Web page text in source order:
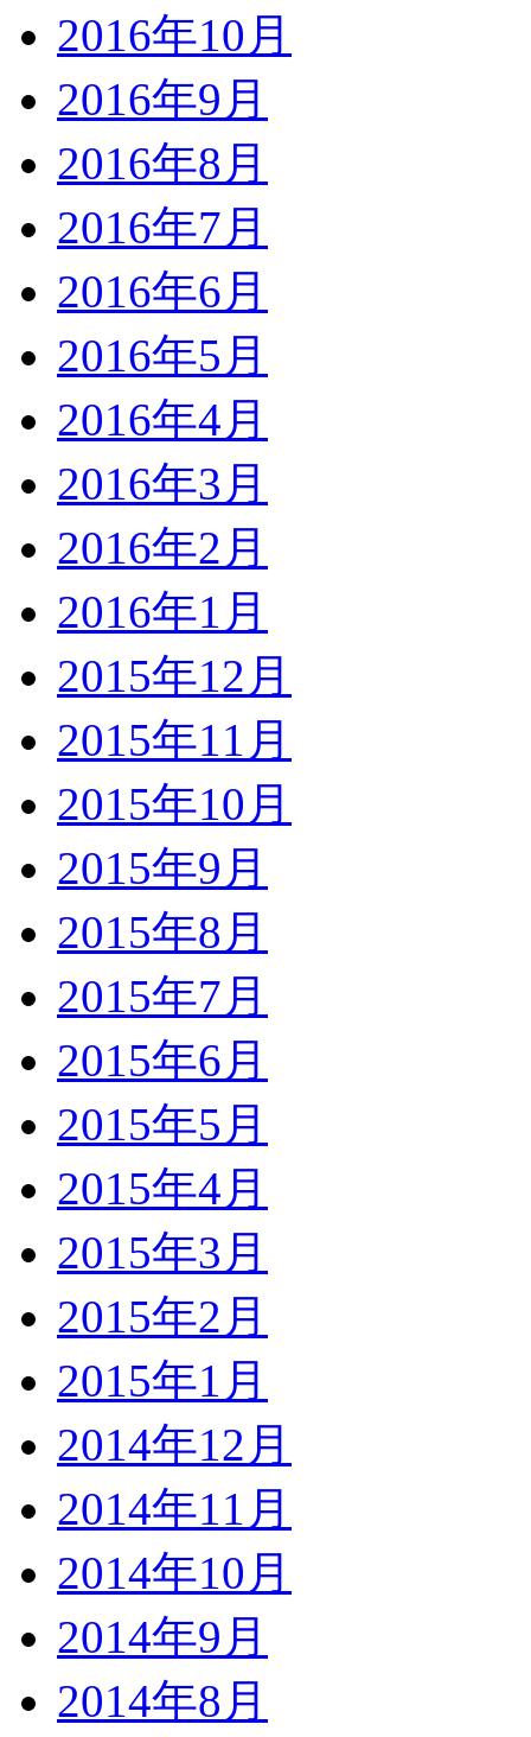
2016年10月
2016年9月
2016年8月
2016年7月
2016年6月
2016年5月
2016年4月
2016年3月
2016年2月
2016年1月
2015年12月
2015年11月
2015年10月
2015年9月
2015年8月
2015年7月
2015年6月
2015年5月
2015年4月
2015年3月
2015年2月
2015年1月
2014年12月
2014年11月
2014年10月
2014年9月
2014年8月